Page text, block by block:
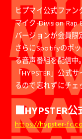
ヒプマイ公式ファン
マイク-Division Rap
バージョンが会員限
さらにSpotifyのポ
る音声番組を配信中
「HYPSTER」公
るので忘れずにチェ
■HYPSTER公
https://hypster-